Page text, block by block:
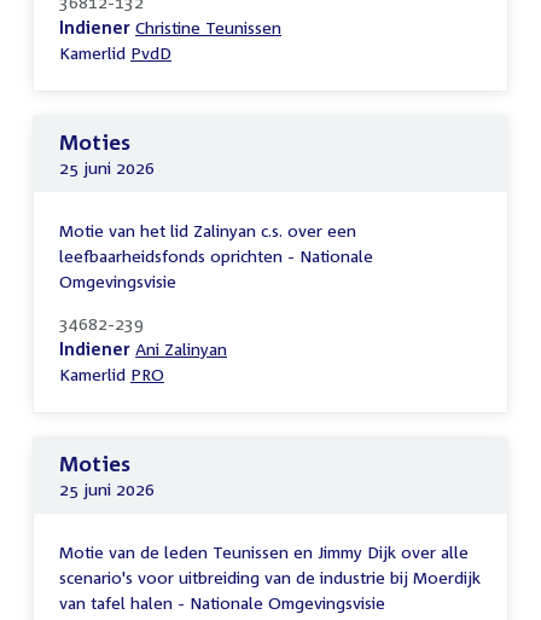
Indiener Christine Teunissen
Kamerlid PvdD
Moties
25 juni 2026
Motie van het lid Zalinyan c.s. over een
leefbaarheidsfonds oprichten - Nationale
Omgevingsvisie
34682-239
Indiener Ani Zalinyan
Kamerlid PRO
Moties
25 juni 2026
Motie van de leden Teunissen en Jimmy Dijk over alle
scenario's voor uitbreiding van de industrie bij Moerdijk
van tafel halen - Nationale Omgevingsvisie